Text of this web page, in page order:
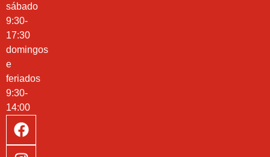
sábado
9:30-
17:30
domingos
e
feriados
9:30-
14:00